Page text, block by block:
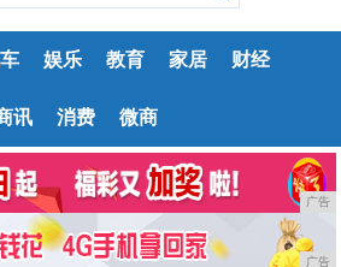
娱乐 教育 家居 财经
讯 消费 微商
广告
广告